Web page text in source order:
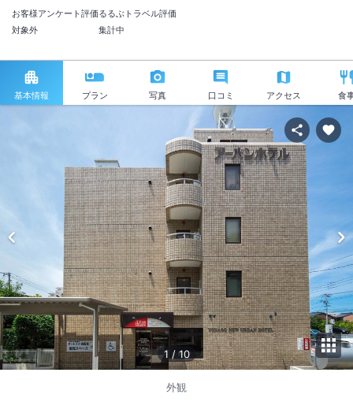
お客様アンケート評価
対象外
るるぶトラベル評価
集計中
基本情報 プラン 写真 口コミ アクセス 食
1 /10
外観